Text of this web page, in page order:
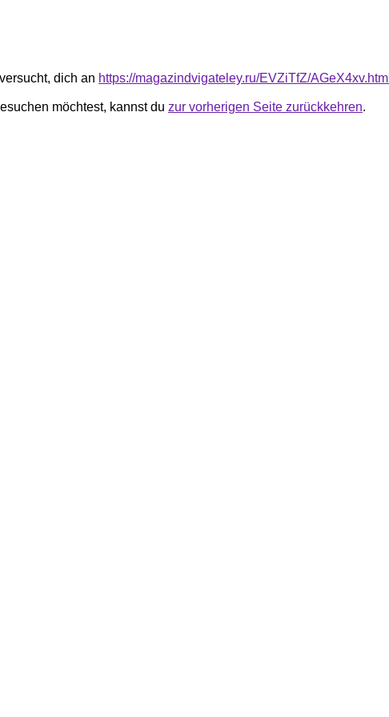
dich an https://magazindvigateley.ru/EVZiTfZ/AGeX4xv.html
möchtest, kannst du zur vorherigen Seite zurückkehren.